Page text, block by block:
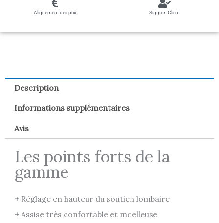
Alignement des prix Support Client
Description
Informations supplémentaires
Avis
Les points forts de la
gamme
+ Réglage en hauteur du soutien lombaire
+ Assise très confortable et moelleuse